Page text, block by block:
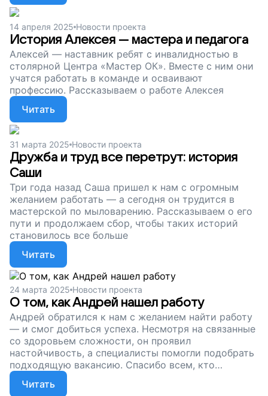
14 апреля 2025 Новости проекта
История Алексея — мастера и педагога
Алексей — наставник ребят с инвалидностью в
столярной Центра «Мастер ОК». Вместе с ним они
учатся работать в команде и осваивают
профессию. Рассказываем о работе Алексея
Читать
31 марта 2025 Новости проекта
Дружба и труд все перетрут: история
Саши
Три года назад Саша пришел к нам с огромным
желанием работать — а сегодня он трудится в
мастерской по мыловарению. Рассказываем о его
пути и продолжаем сбор, чтобы таких историй
становилось все больше
Читать
24 марта 2025 Новости проекта
О том, как Андрей нашел работу
Андрей обратился к нам с желанием найти работу
— и смог добиться успеха. Несмотря на связанные
со здоровьем сложности, он проявил
настойчивость, а специалисты помогли подобрать
подходящую вакансию. Спасибо всем, кто
поддерживает наш проект — вместе мы даем
людям шанс на достойную работу
Читать